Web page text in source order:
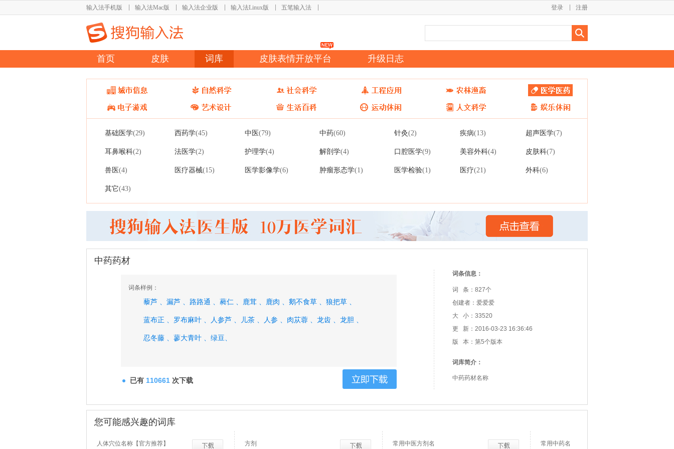
输入法手机版 输入法Mac版 输入法企业版 输入法Linux版 五笔输入法 注册
登录
首页 皮肤 词库 皮肤表情开放平台 升级日志
基础医学(29) 西药学(45) 中医(79) 中药(60) 针灸(2) 疾病(13) 超声医学(7)
耳鼻喉科(2) 法医学(2) 护理学(4) 解剖学(4) 口腔医学(9) 美容外科(4) 皮肤科(7)
兽医(4) 医疗器械(15) 医学影像学(6) 肿瘤形态学(1) 医学检验(1) 医疗(21) 外科(6)
其它(43)
中药药材
词条样例：
藜芦 、 漏芦 、 路路通 、 蕤仁 、 鹿茸 、 鹿肉 、 鹅不食草 、 狼把草 、
蓝布正 、 罗布麻叶 、 人参芦 、 儿茶 、 人参 、 肉苁蓉 、 龙齿 、 龙胆 、
忍冬藤 、 蓼大青叶 、 绿豆、
已有 110661 次下载
词条信息：
词 条：827个
创建者：爱爱爱
大 小：33520
更 新：2016-03-23 16:36:46
版 本：第5个版本
词库简介：
中药药材名称
您可能感兴趣的词库
人体穴位名称【官方推荐】 方剂 常用中医方剂名 常用中药名